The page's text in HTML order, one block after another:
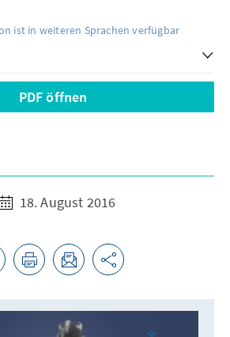
ist in weiteren Sprachen verfügbar
PDF öffnen
18. August 2016